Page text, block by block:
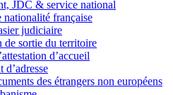
JDC & service national
nationalité française
judiciaire
de sortie du territoire
d’accueil
d’adresse
des étrangers non européens